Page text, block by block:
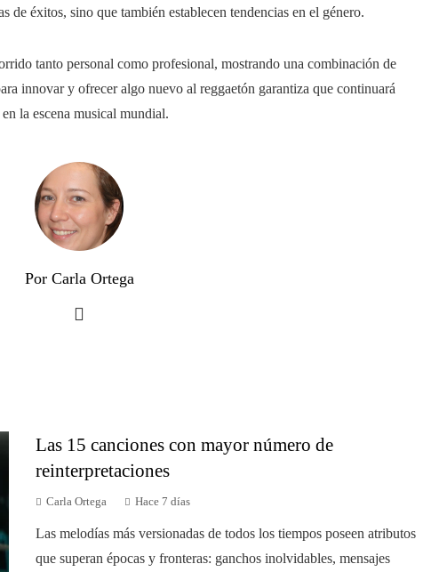
de éxitos, sino que también establecen tendencias en el género.
tanto personal como profesional, mostrando una combinación de
innovar y ofrecer algo nuevo al reggaetón garantiza que continuará
la escena musical mundial.
Por Carla Ortega
Las 15 canciones con mayor número de
reinterpretaciones
Carla Ortega Hace 7 días
Las melodías más versionadas de todos los tiempos poseen atributos
que superan épocas y fronteras: ganchos inolvidables, mensajes